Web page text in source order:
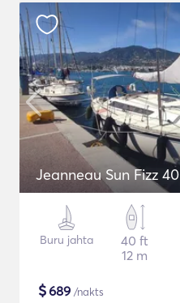
Jeanneau Sun Fizz 40
Buru jahta
40 ft
12 m
$689 /nakts